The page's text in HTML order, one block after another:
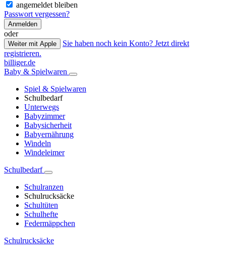
angemeldet bleiben
Passwort vergessen?
Anmelden
oder
Weiter mit Apple
Sie haben noch kein Konto? Jetzt direkt
registrieren.
billiger.de
Baby & Spielwaren
Spiel & Spielwaren
Schulbedarf
Unterwegs
Babyzimmer
Babysicherheit
Babyernährung
Windeln
Windeleimer
Schulbedarf
Schulranzen
Schulrucksäcke
Schultüten
Schulhefte
Federmäppchen
Schulrucksäcke